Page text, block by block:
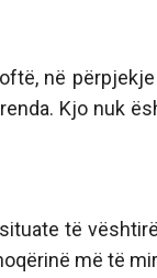
në
Kjo nuk
të
më të